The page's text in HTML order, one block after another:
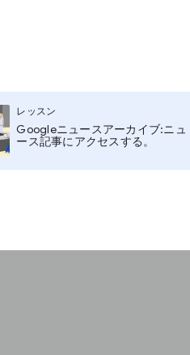
レッスン
Googleニュースアーカイブ:ニュ
ース記事にアクセスする。